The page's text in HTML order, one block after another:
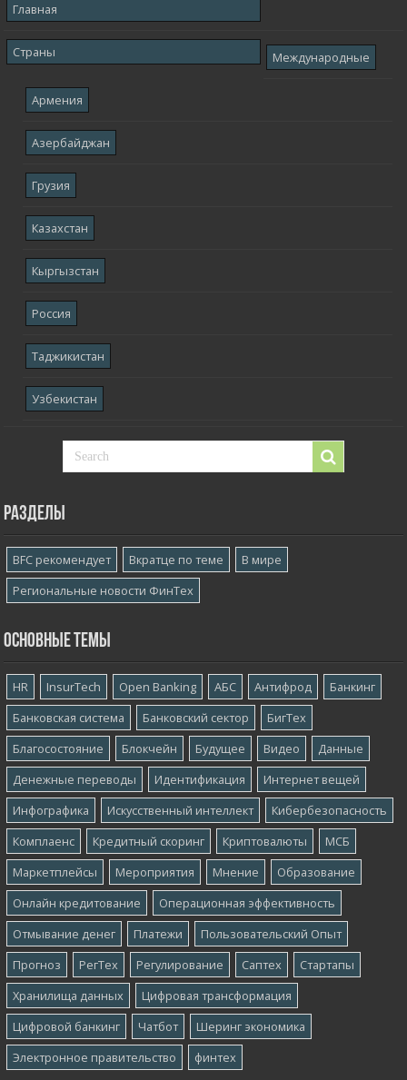
Главная
Страны Международные
Армения
Азербайджан
Грузия
Казахстан
Кыргызстан
Россия
Таджикистан
Узбекистан
Разделы
BFC рекомендует Вкратце по теме
В мире
Региональные новости ФинТех
Основные темы
HR InsurTech Open Banking АБС Антифрод
Банкинг
Банковская система
Банковский сектор
БигТех
Благосостояние
Блокчейн Будущее Видео
Данные
Денежные переводы
Идентификация
Интернет вещей
Инфографика
Искусственный интеллект
Кибербезопасность
Комплаенс
Кредитный скоринг Криптовалюты
МСБ
Маркетплейсы
Мероприятия Мнение
Образование
Онлайн кредитование
Операционная эффективность
Отмывание денег
Платежи
Пользовательский Опыт
Прогноз
РегТех Регулирование Саптех
Стартапы
Хранилища данных
Цифровая трансформация
Цифровой банкинг
Чатбот
Шеринг экономика
Электронное правительство
финтех